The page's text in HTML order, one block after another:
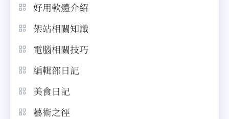
好用軟體介紹
架站相關知識
電腦相關技巧
編輯部日記
美食日記
藝術之徑